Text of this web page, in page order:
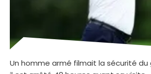
Un homme armé filmait la sécurité du